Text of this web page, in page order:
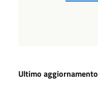
Ultimo aggiornamento